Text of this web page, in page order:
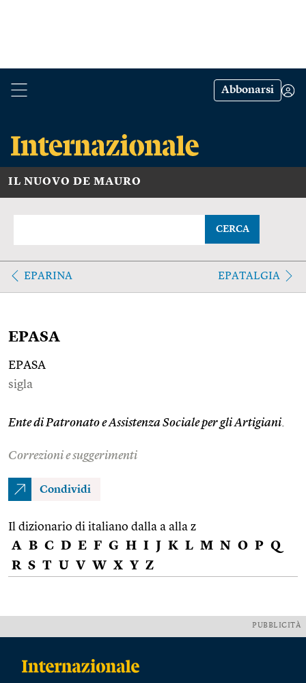
Abbonarsi
IL NUOVO DE MAURO
CERCA
EPARINA EPATALGIA
EPASA
EPASA
sigla
Ente di Patronato e Assistenza Sociale per gli Artigiani
Correzioni e suggerimenti
Condividi
Il dizionario di italiano dalla a alla z
A B C D E F G H I J K L M N O P Q
R S T U V W X Y Z
PUBBLICITÀ